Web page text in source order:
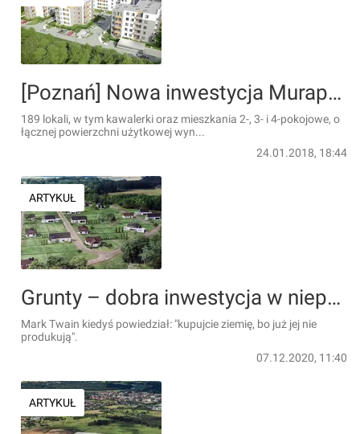
[Poznań] Nowa inwestycja Murapolu w Poznaniu
189 lokali, w tym kawalerki oraz mieszkania 2-, 3- i 4-pokojowe, o
łącznej powierzchni użytkowej wyn...
24.01.2018, 18:44
ARTYKUŁ
Grunty – dobra inwestycja w niepewnych czasach
Mark Twain kiedyś powiedział: "kupujcie ziemię, bo już jej nie
produkują".
07.12.2020, 11:40
ARTYKUŁ